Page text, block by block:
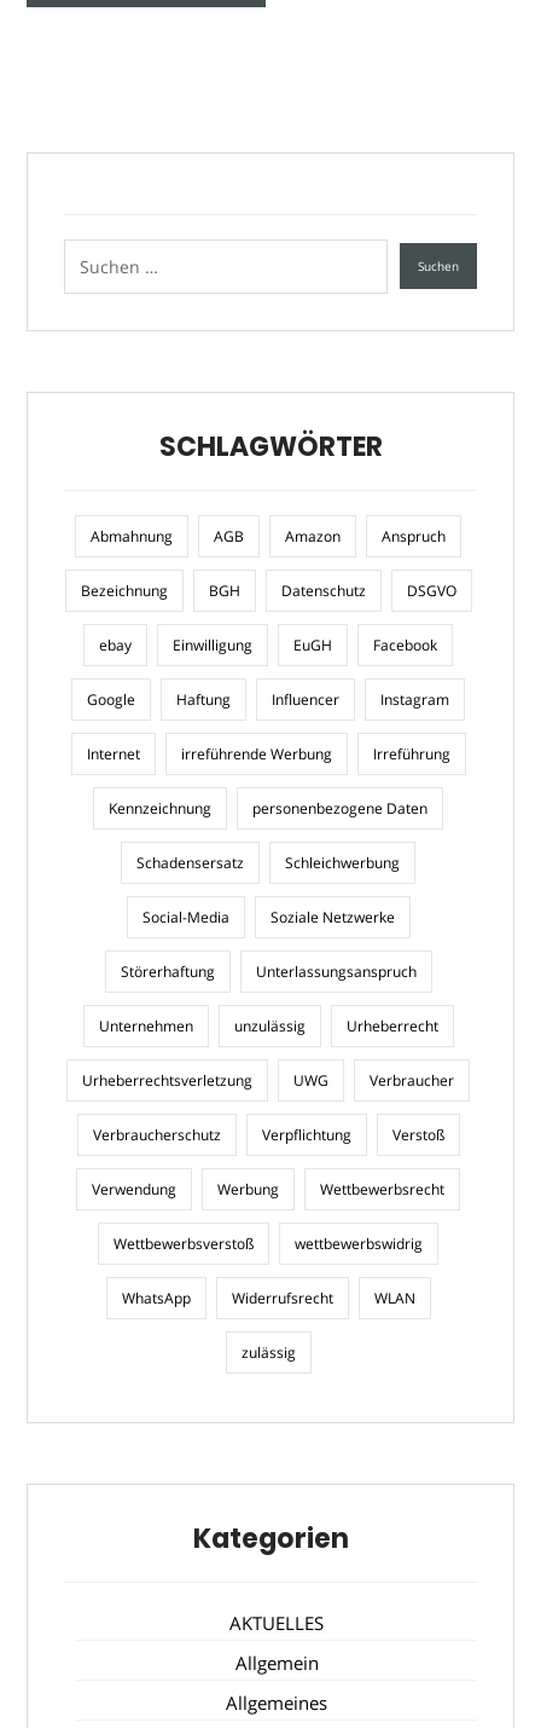
SCHLAGWÖRTER
Abmahnung AGB Amazon Anspruch
Bezeichnung BGH Datenschutz DSGVO
ebay Einwilligung EuGH Facebook
Google Haftung Influencer Instagram
Internet irreführende Werbung Irreführung
Kennzeichnung personenbezogene Daten
Schadensersatz Schleichwerbung
Social-Media Soziale Netzwerke
Störerhaftung Unterlassungsanspruch
Unternehmen unzulässig Urheberrecht
Urheberrechtsverletzung UWG Verbraucher
Verbraucherschutz Verpflichtung Verstoß
Verwendung Werbung Wettbewerbsrecht
Wettbewerbsverstoß wettbewerbswidrig
WhatsApp Widerrufsrecht WLAN
zulässig
Kategorien
AKTUELLES
Allgemein
Allgemeines